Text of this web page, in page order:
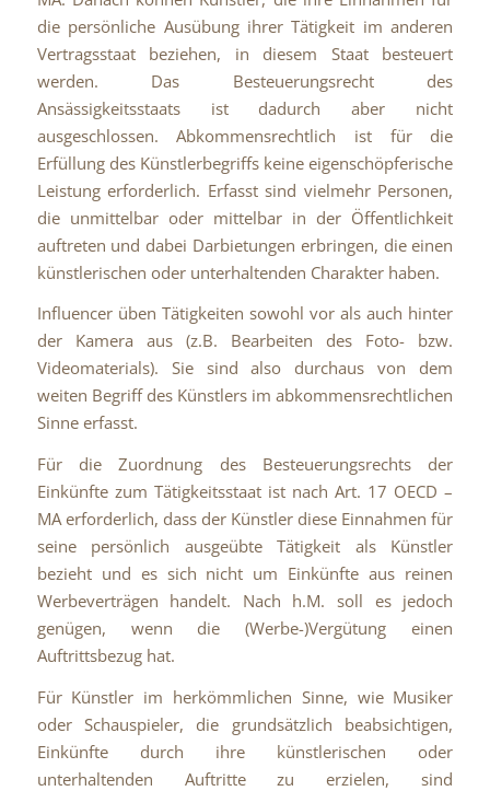
die persönliche Ausübung ihrer Tätigkeit im anderen
Vertragsstaat beziehen, in diesem Staat besteuert
werden. Das Besteuerungsrecht des
Ansässigkeitsstaats ist dadurch aber nicht
ausgeschlossen. Abkommensrechtlich ist für die
Erfüllung des Künstlerbegriffs keine eigenschöpferische
Leistung erforderlich. Erfasst sind vielmehr Personen,
die unmittelbar oder mittelbar in der Öffentlichkeit
auftreten und dabei Darbietungen erbringen, die einen
künstlerischen oder unterhaltenden Charakter haben.
Influencer üben Tätigkeiten sowohl vor als auch hinter
der Kamera aus (z.B. Bearbeiten des Foto- bzw.
Videomaterials). Sie sind also durchaus von dem
weiten Begriff des Künstlers im abkommensrechtlichen
Sinne erfasst.
Für die Zuordnung des Besteuerungsrechts der
Einkünfte zum Tätigkeitsstaat ist nach Art. 17 OECD –
MA erforderlich, dass der Künstler diese Einnahmen für
seine persönlich ausgeübte Tätigkeit als Künstler
bezieht und es sich nicht um Einkünfte aus reinen
Werbeverträgen handelt. Nach h.M. soll es jedoch
genügen, wenn die (Werbe-)Vergütung einen
Auftrittsbezug hat.
Für Künstler im herkömmlichen Sinne, wie Musiker
oder Schauspieler, die grundsätzlich beabsichtigen,
Einkünfte durch ihre künstlerischen oder
unterhaltenden Auftritte zu erzielen, sind